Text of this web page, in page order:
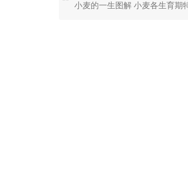
小麦的一生图解 小麦各生育期